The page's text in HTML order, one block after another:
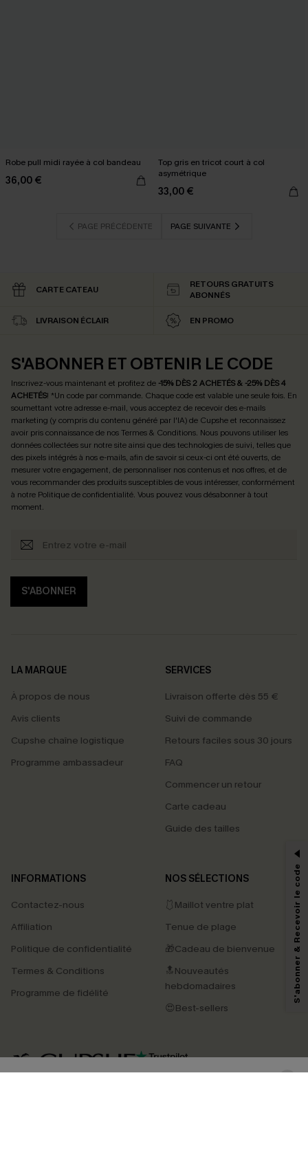
Robe pull midi rayée à col bandeau
36,00 €
Top gris en tricot court à col
asymétrique
33,00 €
PAGE PRÉCÉDENTE PAGE SUIVANTE
CARTE CATEAU
RETOURS GRATUITS
ABONNÉS
LIVRAISON ÉCLAIR EN PROMO
S'ABONNER ET OBTENIR LE CODE
Inscrivez-vous maintenant et profitez de -15% DÈS 2 ACHETÉS & -25% DÈS 4
ACHETÉS! *Un code par commande. Chaque code est valable une seule fois. En
soumettant votre adresse e-mail, vous acceptez de recevoir des e-mails
marketing (y compris du contenu généré par l'IA) de Cupshe et reconnaissez
avoir pris connaissance de nosTermes & Conditions. Nous pouvons utiliser les
données collectées sur notre site ainsi que des technologies de suivi, telles que
des pixels intégrés à nos e-mails, afin de savoir si ceux-ci ont été ouverts, de
mesurer votre engagement, de personnaliser nos contenus et nos offres, et de
vous recommander des produits susceptibles de vous intéresser, conformément
à notre Politique de confidentialité. Vous pouvez vous désabonner à tout
moment.
S'ABONNER
LA MARQUE
À propos de nous
Avis clients
Cupshe chaîne logistique
Programme ambassadeur
SERVICES
Livraison offerte dès 55 €
Suivi de commande
Retours faciles sous 30 jours
FAQ
Commencer un retour
Carte cadeau
Guide des tailles
INFORMATIONS
Contactez-nous
Affiliation
Politique de confidentialité
Termes & Conditions
Programme de fidélité
NOS SÉLECTIONS
🩱Maillot ventre plat
Tenue de plage
🎁Cadeau de bienvenue
🔝Nouveautés
hebdomadaires
😍Best-sellers
4.3
PROFITEZ DE -15%
marketing (y compris du contenu généré par l'IA) de Cupshe et
pouvons utiliser les données collectées sur notre site ainsi que des
savoir si ceux-ci ont été ouverts, de mesurer votre engagement, de
personnaliser nos contenus et nos offres, et de vous recommander des
produits susceptibles de vous intéresser, conformément à notre
Politique de
. Vous pouvez vous désabonner à tout moment.
S'abonner & Recevoir le code